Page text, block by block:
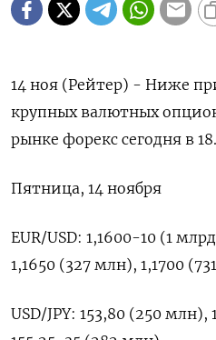
14 ноя (Рейтер) - Ниже
крупных валютных
рынке форекс сегодня в
Пятница, 14 ноября
EUR/USD: 1,1600-10 (1
1,1650 (327 млн), 1,1700
USD/JPY: 153,80 (250